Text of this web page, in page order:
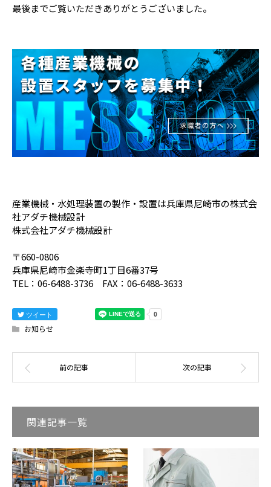
最後までご覧いただきありがとうございました。
産業機械・水処理装置の製作・設置は兵庫県尼崎市の株式会
社アダチ機械設計
株式会社アダチ機械設計
〒660-0806
兵庫県尼崎市金楽寺町1丁目6番37号
TEL：06-6488-3736 FAX：06-6488-3633
ツイート
お知らせ
関連記事一覧